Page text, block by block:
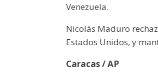
Venezuela.
Nicolás Maduro
Estados Unidos, y
Caracas / AP